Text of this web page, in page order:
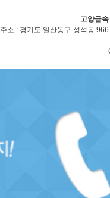
고양금속
주소 : 경기도 일산동구 성석동